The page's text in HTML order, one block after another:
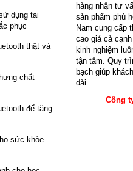
dụng tai
phục
thật và
chất
để tăng
sức khỏe
hàng nhận tư
sản phẩm phù
Nam cung cấp
cao giá cả
kinh nghiệm
tận tâm. Quy
bạch giúp
dài.
Công